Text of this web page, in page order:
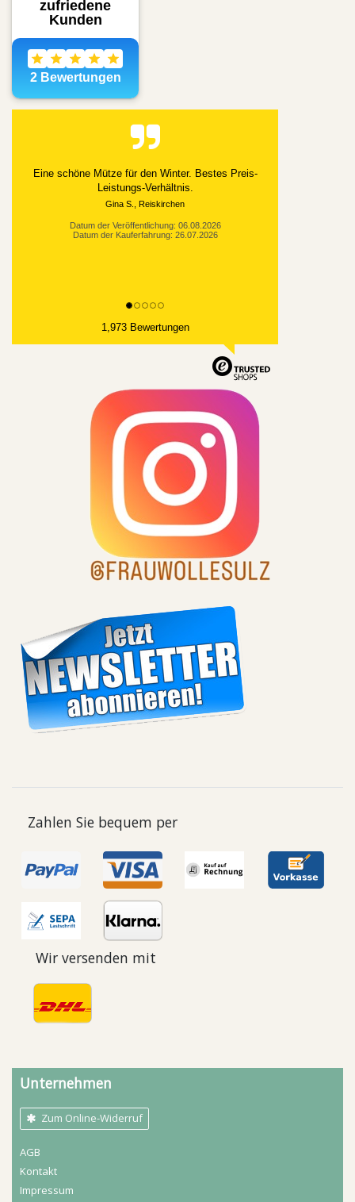
Alles gut geklappt
Datum der Kauferfahrung: 21.07.2026
1,973 Bewertungen
Zahlen Sie bequem per
Wir versenden mit
Unternehmen
Zum Online-Widerruf
AGB
Kontakt
Impressum